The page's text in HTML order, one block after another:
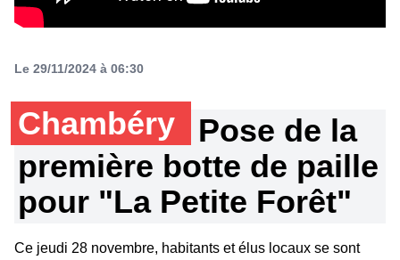
Le 29/11/2024 à 06:30
Chambéry
Pose de la
première botte de paille
pour "La Petite Forêt"
Ce jeudi 28 novembre, habitants et élus locaux se sont